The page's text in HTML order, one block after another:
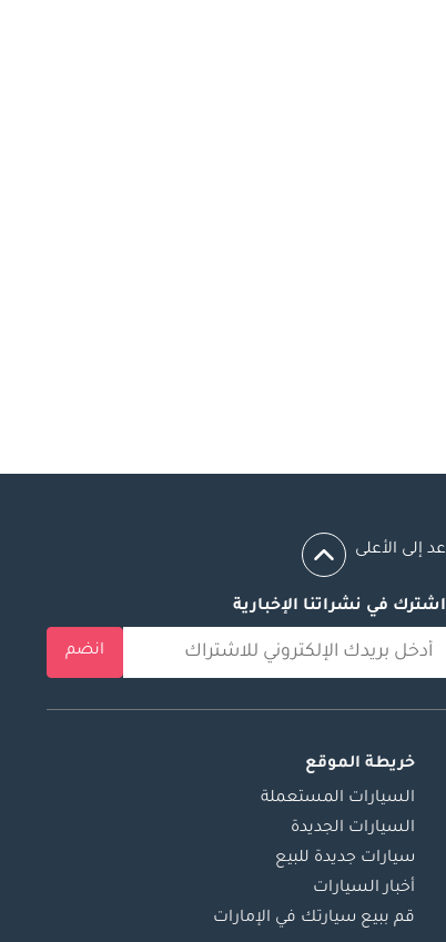
عد إلى الأعلى
اشترك في نشراتنا الإخبارية
انضم
خريطة الموقع
السيارات المستعملة
السيارات الجديدة
سيارات جديدة للبيع
أخبار السيارات
قم ببيع سيارتك في الإمارات